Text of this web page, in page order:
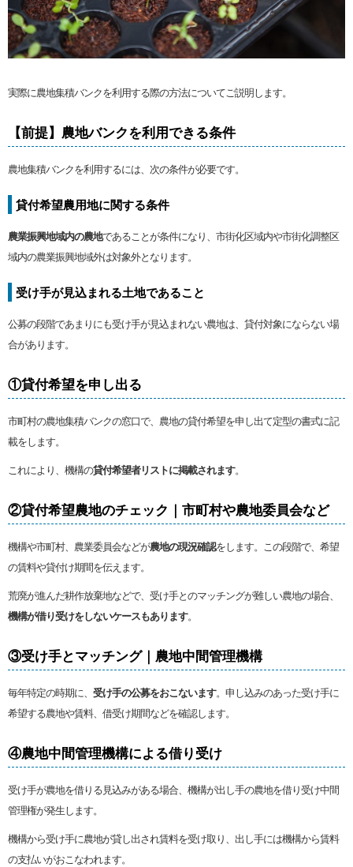
実際に農地集積バンクを利用する際の方法についてご説明します。
【前提】農地バンクを利用できる条件
農地集積バンクを利用するには、次の条件が必要です。
貸付希望農用地に関する条件
農業振興地域内の農地であることが条件になり、市街化区域内や市街化調整区
域内の農業振興地域外は対象外となります。
受け手が見込まれる土地であること
公募の段階であまりにも受け手が見込まれない農地は、貸付対象にならない場
合があります。
①貸付希望を申し出る
市町村の農地集積バンクの窓口で、農地の貸付希望を申し出て定型の書式に記
載をします。
これにより、機構の貸付希望者リストに掲載されます。
②貸付希望農地のチェック｜市町村や農地委員会など
機構や市町村、農業委員会などが農地の現況確認をします。この段階で、希望
の賃料や貸付け期間を伝えます。
荒廃が進んだ耕作放棄地などで、受け手とのマッチングが難しい農地の場合、
機構が借り受けをしないケースもあります。
③受け手とマッチング｜農地中間管理機構
毎年特定の時期に、 受け手の公募をおこないます。申し込みのあった受け手に
希望する農地や賃料、借受け期間などを確認します。
④農地中間管理機構による借り受け
受け手が農地を借りる見込みがある場合、機構が出し手の農地を借り受け中間
管理権が発生します。
機構から受け手に農地が貸し出され賃料を受け取り、出し手には機構から賃料
の支払いがおこなわれます。